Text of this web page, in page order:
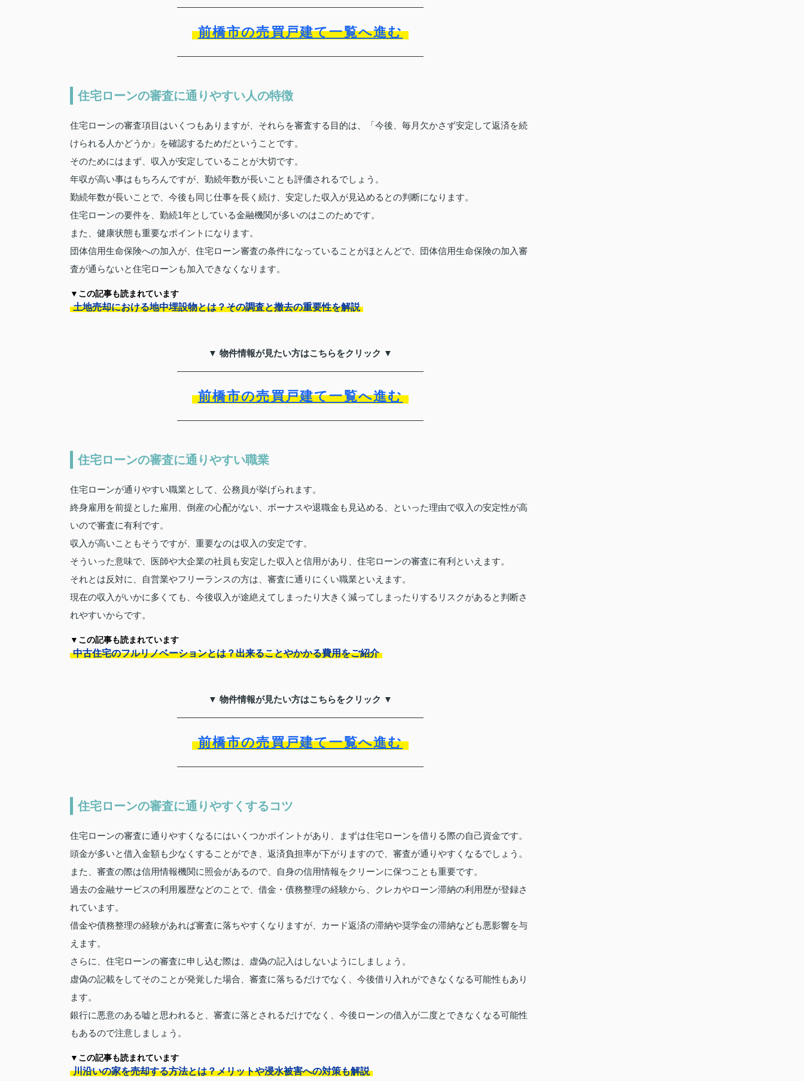
前橋市の売買戸建て一覧へ進む
住宅ローンの審査に通りやすい人の特徴
住宅ローンの審査項目はいくつもありますが、それらを審査する目的は、「今後、毎月欠かさず安定して返済を続
けられる人かどうか」を確認するためだということです。
そのためにはまず、収入が安定していることが大切です。
年収が高い事はもちろんですが、勤続年数が長いことも評価されるでしょう。
勤続年数が長いことで、今後も同じ仕事を長く続け、安定した収入が見込めるとの判断になります。
住宅ローンの要件を、勤続1年としている金融機関が多いのはこのためです。
また、健康状態も重要なポイントになります。
団体信用生命保険への加入が、住宅ローン審査の条件になっていることがほとんどで、団体信用生命保険の加入審
査が通らないと住宅ローンも加入できなくなります。
▼この記事も読まれています
土地売却における地中埋設物とは？その調査と撤去の重要性を解説
▼ 物件情報が見たい方はこちらをクリック ▼
前橋市の売買戸建て一覧へ進む
住宅ローンの審査に通りやすい職業
住宅ローンが通りやすい職業として、公務員が挙げられます。
終身雇用を前提とした雇用、倒産の心配がない、ボーナスや退職金も見込める、といった理由で収入の安定性が高
いので審査に有利です。
収入が高いこともそうですが、重要なのは収入の安定です。
そういった意味で、医師や大企業の社員も安定した収入と信用があり、住宅ローンの審査に有利といえます。
それとは反対に、自営業やフリーランスの方は、審査に通りにくい職業といえます。
現在の収入がいかに多くても、今後収入が途絶えてしまったり大きく減ってしまったりするリスクがあると判断さ
れやすいからです。
▼この記事も読まれています
中古住宅のフルリノベーションとは？出来ることやかかる費用をご紹介
▼ 物件情報が見たい方はこちらをクリック ▼
前橋市の売買戸建て一覧へ進む
住宅ローンの審査に通りやすくするコツ
住宅ローンの審査に通りやすくなるにはいくつかポイントがあり、まずは住宅ローンを借りる際の自己資金です。
頭金が多いと借入金額も少なくすることができ、返済負担率が下がりますので、審査が通りやすくなるでしょう。
また、審査の際は信用情報機関に照会があるので、自身の信用情報をクリーンに保つことも重要です。
過去の金融サービスの利用履歴などのことで、借金・債務整理の経験から、クレカやローン滞納の利用歴が登録さ
れています。
借金や債務整理の経験があれば審査に落ちやすくなりますが、カード返済の滞納や奨学金の滞納なども悪影響を与
えます。
さらに、住宅ローンの審査に申し込む際は、虚偽の記入はしないようにしましょう。
虚偽の記載をしてそのことが発覚した場合、審査に落ちるだけでなく、今後借り入れができなくなる可能性もあり
ます。
銀行に悪意のある嘘と思われると、審査に落とされるだけでなく、今後ローンの借入が二度とできなくなる可能性
もあるので注意しましょう。
▼この記事も読まれています
川沿いの家を売却する方法とは？メリットや浸水被害への対策も解説